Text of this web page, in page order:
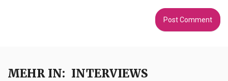
MEHR IN: INTERVIEWS